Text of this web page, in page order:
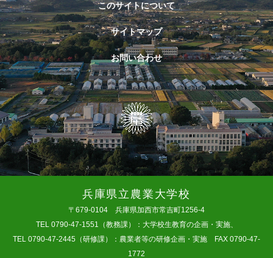
このサイトについて
サイトマップ
お問い合わせ
兵庫県立農業大学校
〒679-0104 兵庫県加西市常吉町1256-4
TEL 0790-47-1551（教務課）：大学校生教育の企画・実施、
TEL 0790-47-2445（研修課）：農業者等の研修企画・実施 FAX 0790-47-
1772